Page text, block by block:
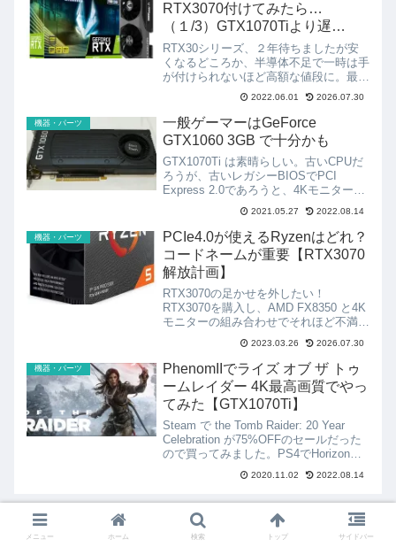
RTX3070付けてみたら…
（１/3）GTX1070Tiより遅
い！？
RTX30シリーズ、２年待ちましたが安
くなるどころか、半導体不足で一時は手
が付けられないほど高額な値段に。最近
になってやっと定価に近づいてきたの
で、とうとう我慢出来ずに買っちゃいま
した。現在のPC環境電源：
NE550CATX550W電源UE...
2022.06.01 2026.07.30
機器・パーツ
一般ゲーマーはGeForce
GTX1060 3GB で十分かも
GTX1070Ti は素晴らしい。古いCPUだ
ろうが、古いレガシーBIOSでPCI
Express 2.0であろうと、4Kモニターで
普通にゲームができるようにしてくれる
万能グラボです。それに意外と省電力。
500W電源で８ピンの補助電源１つあ...
2021.05.27 2022.08.14
機器・パーツ
PCIe4.0が使えるRyzenはどれ？
コードネームが重要【RTX3070
解放計画】
RTX3070の足かせを外したい！
RTX3070を購入し、AMD FX8350 と4K
モニターの組み合わせでそれほど不満も
なく遊べています。10年以上前の
CPU（FX8350）なのですが、4Kのゲー
ムをするとRTX3070の負荷が高く、
CP...
2023.03.26 2026.07.30
機器・パーツ
PhenomIIでライズ オブ ザ トゥ
ームレイダー 4K最高画質でやっ
てみた【GTX1070Ti】
Steam で the Tomb Raider: 20 Year
Celebration が75%OFFのセールだった
ので買ってみました。PS4でHorizon
Zero Dawnの映像がとても美しくて感動
したのですが、それと似たような美し...
2020.11.02 2022.08.14
スポンサーリンク
メニュー ホーム 検索 トップ サイドバー